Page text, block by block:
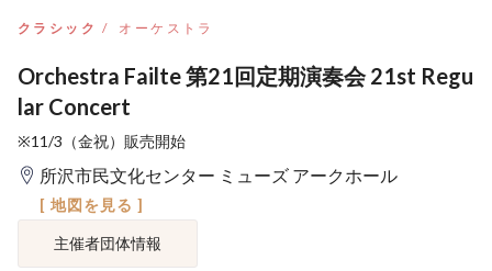
クラシック オーケストラ
Orchestra Failte 第21回定期演奏会 21st Regu
lar Concert
※11/3（金祝）販売開始
所沢市民文化センター ミューズ アークホール
[ 地図を見る ]
主催者団体情報